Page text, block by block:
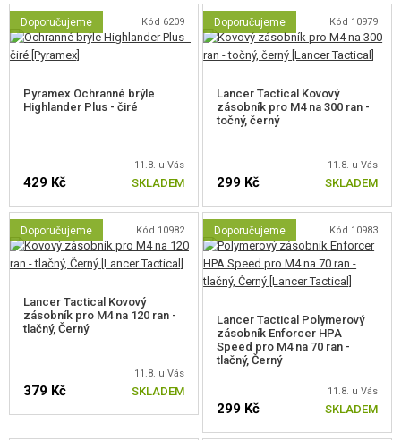
Doporučujeme Kód 6209
Pyramex Ochranné brýle
Highlander Plus - čiré
11.8. u Vás
429 Kč SKLADEM
Doporučujeme Kód 10979
Lancer Tactical Kovový
zásobník pro M4 na 300 ran -
točný, černý
11.8. u Vás
299 Kč SKLADEM
Doporučujeme Kód 10982
Lancer Tactical Kovový
zásobník pro M4 na 120 ran -
tlačný, Černý
11.8. u Vás
379 Kč SKLADEM
Doporučujeme Kód 10983
Lancer Tactical Polymerový
zásobník Enforcer HPA
Speed pro M4 na 70 ran -
tlačný, Černý
11.8. u Vás
299 Kč SKLADEM